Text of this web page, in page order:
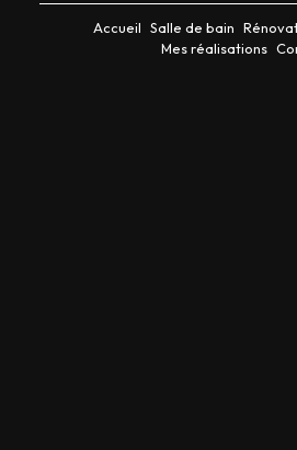
Accueil Salle de bain
Mes réalisations